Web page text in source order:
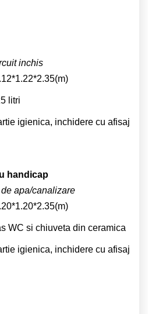
inchis
litri
igienica, inchidere cu afisaj
handicap
apa/canalizare
WC si chiuveta din ceramica
igienica, inchidere cu afisaj